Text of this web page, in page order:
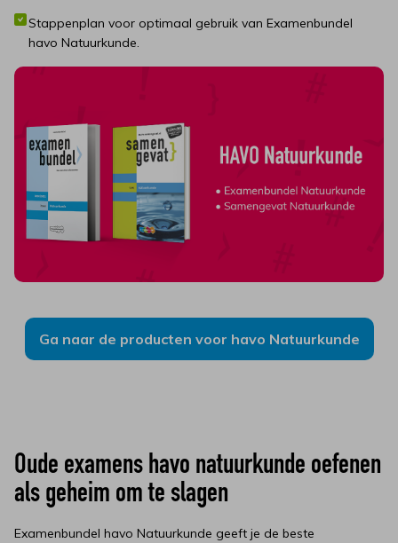
Stappenplan voor optimaal gebruik van Examenbundel
havo Natuurkunde.
Ga naar de producten voor havo Natuurkunde
Oude examens havo natuurkunde oefenen
als geheim om te slagen
Examenbundel havo Natuurkunde geeft je de beste